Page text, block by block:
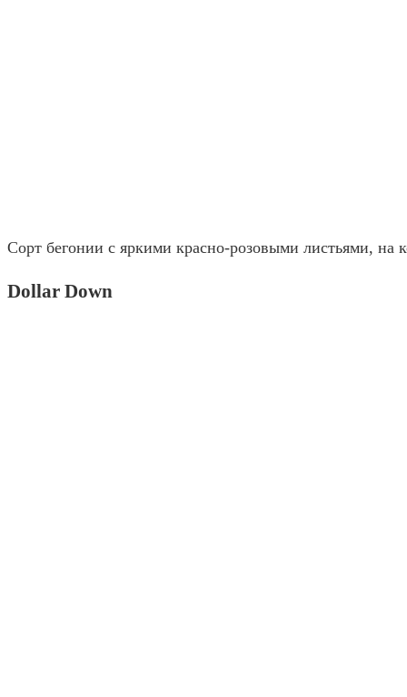
Сорт бегонии с яркими красно-розовыми листьями,
Dollar Down